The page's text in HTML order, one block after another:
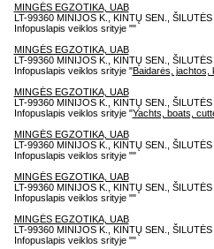
MINGĖS EGZOTIKA, UAB
LT-99360 MINIJOS K., KINTŲ SEN.,
Infopuslapis veiklos srityje ""
MINGĖS EGZOTIKA, UAB
LT-99360 MINIJOS K., KINTŲ SEN.,
Infopuslapis veiklos srityje "Baidarės, jachtos,
MINGĖS EGZOTIKA, UAB
LT-99360 MINIJOS K., KINTŲ SEN.,
Infopuslapis veiklos srityje "Yachts, boats,
MINGĖS EGZOTIKA, UAB
LT-99360 MINIJOS K., KINTŲ SEN.,
Infopuslapis veiklos srityje ""
MINGĖS EGZOTIKA, UAB
LT-99360 MINIJOS K., KINTŲ SEN.,
Infopuslapis veiklos srityje ""
MINGĖS EGZOTIKA, UAB
LT-99360 MINIJOS K., KINTŲ SEN.,
Infopuslapis veiklos srityje ""